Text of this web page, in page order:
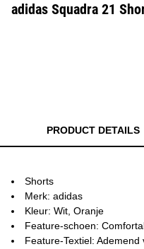
adidas Squadra 21
PRODUCT DETAILS
Shorts
Merk: adidas
Kleur: Wit, Oranje
Feature-schoen:
Feature-Textiel: